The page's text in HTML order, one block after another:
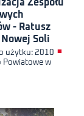
Zespołu
- Ratusz
Soli
użytku: 2010 ■
Powiatowe w